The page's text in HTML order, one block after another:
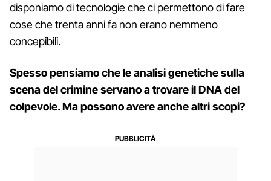
disponiamo di tecnologie che ci permettono di fare
cose che trenta anni fa non erano nemmeno
concepibili.
Spesso pensiamo che le analisi genetiche sulla
scena del crimine servano a trovare il DNA del
colpevole. Ma possono avere anche altri scopi?